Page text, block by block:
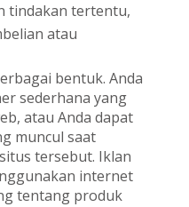
tindakan tertentu,
atau
bentuk. Anda
sederhana yang
atau Anda dapat
muncul saat
tersebut. Iklan
internet
tentang produk